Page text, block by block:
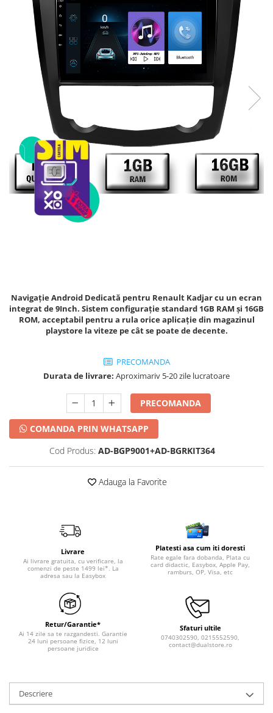
Telefoane mobile Cubot
Telefoane mobile Blackview
Telefoane mobile OSCAL
Telefoane mobile Fossibot
Telefoane mobile Lagenio
Telefoane mobile Samsung
Telefoane mobile iSEN
Telefoane mobile F150
Telefoane mobile HUAWEI
Telefoane mobile iHunt
Telefoane mobile Xiaomi
Telefoane mobile AGM
Telefoane mobile Realme
Telefoane mobile ZTE Nubia
Navigație Android Dedicată pentru Renault Kadjar cu un ecran
integrat de 9Inch. Sistem configuraţie standard 1GB RAM şi 16GB
ROM, acceptabil pentru a rula orice aplicaţie din magazinul
playstore la viteze pe cât se poate de decente.
PRECOMANDA
Durata de livrare: Aproximariv 5-20 zile lucratoare
PRECOMANDA
COMANDA PRIN WHATSAPP
Cod Produs: AD-BGP9001+AD-BGRKIT364
Adauga la Favorite
Livrare
Ai livrare gratuita, cu verificare, la
comenzi de peste 1499 lei*. La
adresa sau la Easybox
Platesti asa cum iti doresti
Rate egale fara dobanda, Plata cu
card didactic, Easybox, Apple Pay,
ramburs, OP, Visa, etc
Retur/Garantie*
Ai 14 zile sa te razgandesti. Garantie
24 luni persoane fizice, 12 luni
persoane juridice
Sfaturi ultile
0740302590, 0215552590,
contact@dualstore.ro
Descriere